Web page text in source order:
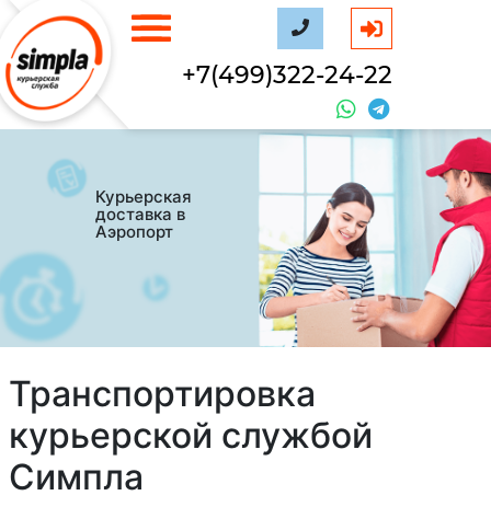
+7(499)322-24-22
Курьерская
доставка в
Аэропорт
Транспортировка
курьерской службой
Симпла